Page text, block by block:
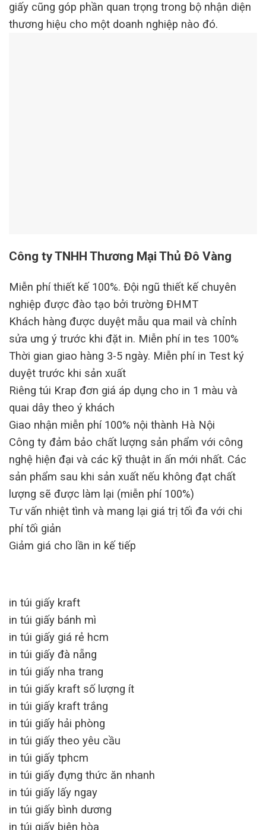
giấy cũng góp phần quan trọng trong bộ nhận diện
thương hiệu cho một doanh nghiệp nào đó.
Công ty TNHH Thương Mại Thủ Đô Vàng
Miễn phí thiết kế 100%. Đội ngũ thiết kế chuyên
nghiệp được đào tạo bởi trường ĐHMT
Khách hàng được duyệt mẫu qua mail và chỉnh
sửa ưng ý trước khi đặt in. Miễn phí in tes 100%
Thời gian giao hàng 3-5 ngày. Miễn phí in Test ký
duyệt trước khi sản xuất
Riêng túi Krap đơn giá áp dụng cho in 1 màu và
quai dây theo ý khách
Giao nhận miễn phí 100% nội thành Hà Nội
Công ty đảm bảo chất lượng sản phẩm với công
nghệ hiện đại và các kỹ thuật in ấn mới nhất. Các
sản phẩm sau khi sản xuất nếu không đạt chất
lượng sẽ được làm lại (miễn phí 100%)
Tư vấn nhiệt tình và mang lại giá trị tối đa với chi
phí tối giản
Giảm giá cho lần in kế tiếp
in túi giấy kraft
in túi giấy bánh mì
in túi giấy giá rẻ hcm
in túi giấy đà nẵng
in túi giấy nha trang
in túi giấy kraft số lượng ít
in túi giấy kraft trắng
in túi giấy hải phòng
in túi giấy theo yêu cầu
in túi giấy tphcm
in túi giấy đựng thức ăn nhanh
in túi giấy lấy ngay
in túi giấy bình dương
in túi giấy biên hòa